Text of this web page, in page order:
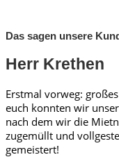
Das sagen unsere
Herr Krethen
Erstmal vorweg:
euch konnten wir
nach dem wir die
zugemüllt und
gemeistert!